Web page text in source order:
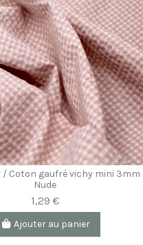
/ Coton gaufré vichy mini 3mm
Nude
1,29 €
Ajouter au panier